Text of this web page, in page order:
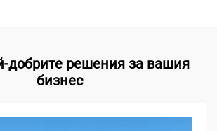
добрите решения за вашия
бизнес